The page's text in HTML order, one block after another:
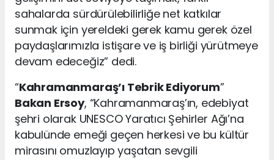
sahalarda sürdürülebilirliğe net katkılar
sunmak için yereldeki gerek kamu gerek özel
paydaşlarımızla istişare ve iş birliği yürütmeye
devam edeceğiz” dedi.
“Kahramanmaraş’ı Tebrik Ediyorum”
Bakan Ersoy, “Kahramanmaraş’ın, edebiyat
şehri olarak UNESCO Yaratıcı Şehirler Ağı’na
kabulünde emeği geçen herkesi ve bu kültür
mirasını omuzlayıp yaşatan sevgili